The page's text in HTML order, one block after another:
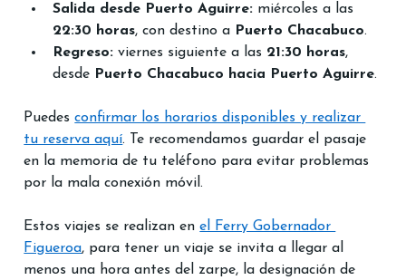
Salida desde Puerto Aguirre: miércoles a las
22:30 horas, con destino a Puerto Chacabuco.
Regreso: viernes siguiente a las 21:30 horas,
desde Puerto Chacabuco hacia Puerto Aguirre.
Puedes confirmar los horarios disponibles y realizar
tu reserva aquí. Te recomendamos guardar el pasaje
en la memoria de tu teléfono para evitar problemas
por la mala conexión móvil.
Estos viajes se realizan en el Ferry Gobernador
Figueroa, para tener un viaje se invita a llegar al
menos una hora antes del zarpe, la designación de